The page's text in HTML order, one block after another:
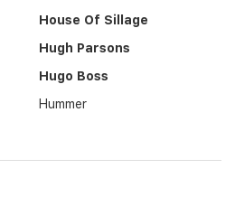
House Of Sillage
Hugh Parsons
Hugo Boss
Hummer